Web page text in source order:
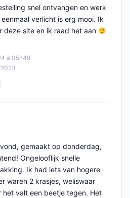
à 05h49
snel ontvangen en werk
verlicht is erg mooi. Ik
deze site en ik raad het aan
5
gemaakt op donderdag,
Ongelooflijk snelle
Ik had iets van hogere
waren 2 krasjes, weliswaar
het valt een beetje tegen. Het